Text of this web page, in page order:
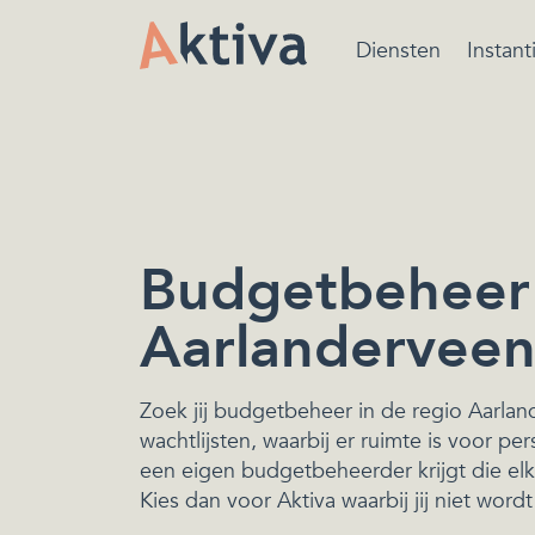
Diensten
Aarlanderveen
Zoek jij budgetbeheer in de regio
wachtlijsten, waarbij er ruimte is voor
een eigen budgetbeheerder krijgt die
Kies dan voor Aktiva waarbij jij niet